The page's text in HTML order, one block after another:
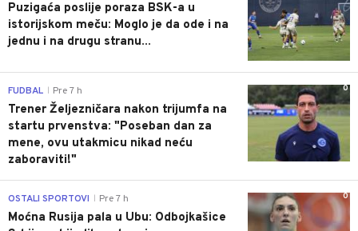
Puzigaća poslije poraza BSK-a u
istorijskom meču: Moglo je da ode i na
jednu i na drugu stranu...
0
FUDBAL Pre 7 h
Trener Željezničara nakon trijumfa na
startu prvenstva: "Poseban dan za
mene, ovu utakmicu nikad neću
zaboraviti!"
0
OSTALI SPORTOVI Pre 7 h
Moćna Rusija pala u Ubu: Odbojkašice